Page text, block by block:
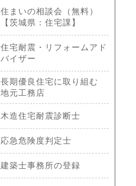
住まいの相談会（無料）
【茨城県：住宅課】
住宅耐震・リフォームアド
バイザー
長期優良住宅に取り組む
地元工務店
木造住宅耐震診断士
応急危険度判定士
建築士事務所の登録